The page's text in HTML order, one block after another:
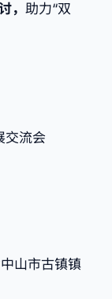
， 助力“双
交流会
山市古镇镇